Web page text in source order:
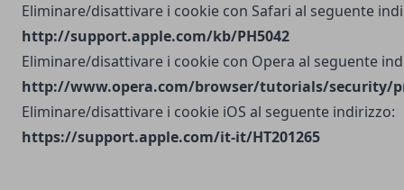
Eliminare/disattivare i cookie con Safari al seguente
http://support.apple.com/kb/PH5042
Eliminare/disattivare i cookie con Opera al seguente
http://www.opera.com/browser/tutorials/security/
Eliminare/disattivare i cookie iOS al seguente indirizzo:
https://support.apple.com/it-it/HT201265